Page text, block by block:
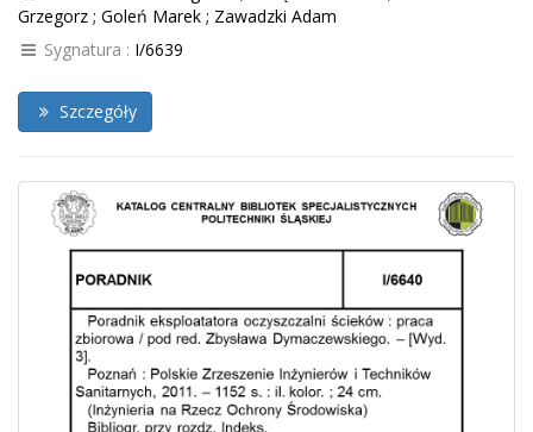
Grzegorz ; Goleń Marek ; Zawadzki Adam
Sygnatura : I/6639
Szczegóły